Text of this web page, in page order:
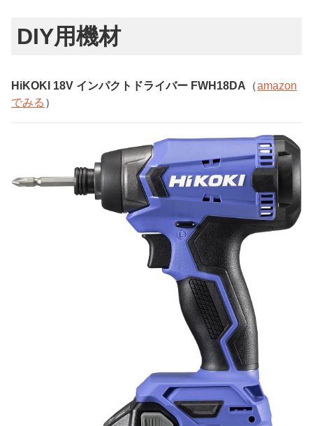
DIY用機材
HiKOKI 18V インパクトドライバー FWH18DA （amazon
でみる ）